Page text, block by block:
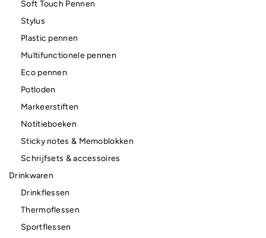
Soft Touch Pennen
Stylus
Plastic pennen
Multifunctionele pennen
Eco pennen
Potloden
Markeerstiften
Notitieboeken
Sticky notes & Memoblokken
Schrijfsets & accessoires
Drinkwaren
Drinkflessen
Thermoflessen
Sportflessen